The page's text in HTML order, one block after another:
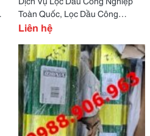
Toàn Quốc, Lọc Dầu Công
Nghiệp, Bộ Lọc Dầu Thủy Lực,
Liên hệ